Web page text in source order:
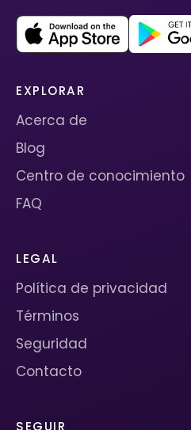
EXPLORAR
Acerca de
Blog
Centro de conocimiento
FAQ
LEGAL
Política de privacidad
Términos
Seguridad
Contacto